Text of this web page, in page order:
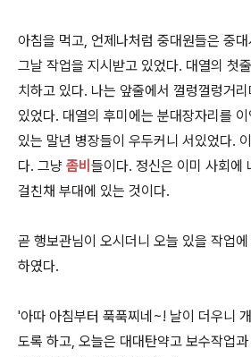
아침을 먹고, 언제나처럼 중대원들은 중
그날 작업을 지시받고 있었다. 대열의 첫
치하고 있다. 나는 앞줄에서 껄렁껄렁거
있었다. 대열의 후미에는 분대장자리를
있는 말년 병장들이 우두커니 서있었다.
다. 그냥 좀비 들이다. 정신은 이미 사회에
걸친채 부대에 있는 것이다.
곧 행보관님이 오시더니 오늘 있을 작업
하였다.
'아따 아침부터 푹푹찌네~! 날이 더우니
도록 하고, 오늘은 대대탄약고 보수작업